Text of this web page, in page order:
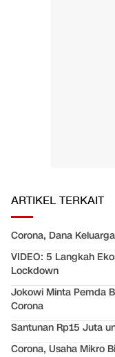
ARTIKEL TERKAIT
Corona, Dana
VIDEO: 5 Langkah
Lockdown
Jokowi Minta Pemda
Corona
Santunan Rp15 Juta
Corona, Usaha Mikro